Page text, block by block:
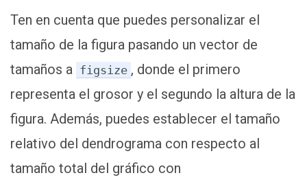
Ten en cuenta que puedes personalizar el
tamaño de la figura pasando un vector de
tamaños a figsize , donde el primero
representa el grosor y el segundo la altura de la
figura. Además, puedes establecer el tamaño
relativo del dendrograma con respecto al
tamaño total del gráfico con